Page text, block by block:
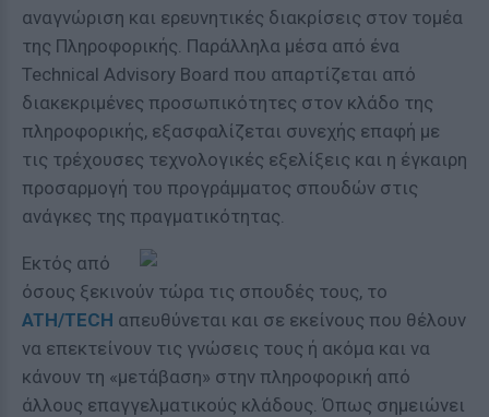
αναγνώριση και ερευνητικές διακρίσεις στον τομέα
της Πληροφορικής. Παράλληλα μέσα από ένα
Technical Advisory Board που απαρτίζεται από
διακεκριμένες προσωπικότητες στον κλάδο της
πληροφορικής, εξασφαλίζεται συνεχής επαφή με
τις τρέχουσες τεχνολογικές εξελίξεις και η έγκαιρη
προσαρμογή του προγράμματος σπουδών στις
ανάγκες της πραγματικότητας.
Εκτός από
όσους ξεκινούν τώρα τις σπουδές τους, το
ATH/TECH απευθύνεται και σε εκείνους που θέλουν
να επεκτείνουν τις γνώσεις τους ή ακόμα και να
κάνουν τη «μετάβαση» στην πληροφορική από
άλλους επαγγελματικούς κλάδους. Όπως σημειώνει